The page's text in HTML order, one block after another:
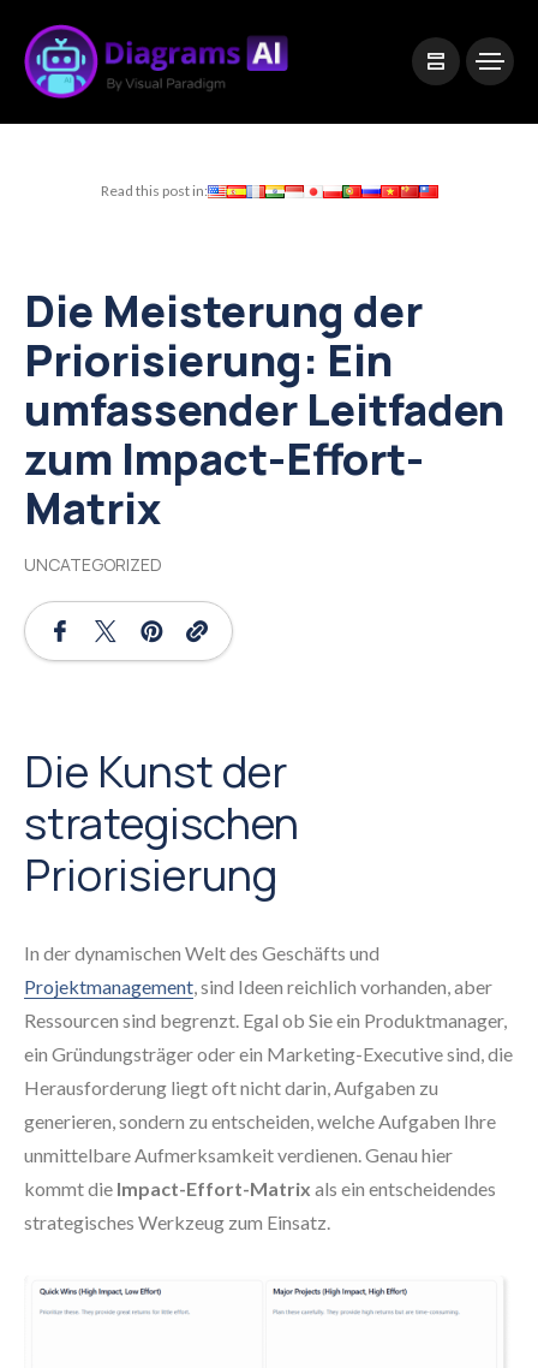
Read this post in:
Die Meisterung der
Priorisierung: Ein
umfassender Leitfaden
zum Impact-Effort-
Matrix
UNCATEGORIZED
Die Kunst der
strategischen
Priorisierung
In der dynamischen Welt des Geschäfts und
Projektmanagement, sind Ideen reichlich vorhanden, aber
Ressourcen sind begrenzt. Egal ob Sie ein Produktmanager,
ein Gründungsträger oder ein Marketing-Executive sind, die
Herausforderung liegt oft nicht darin, Aufgaben zu
generieren, sondern zu entscheiden, welche Aufgaben Ihre
unmittelbare Aufmerksamkeit verdienen. Genau hier
kommt die Impact-Effort-Matrix als ein entscheidendes
strategisches Werkzeug zum Einsatz.